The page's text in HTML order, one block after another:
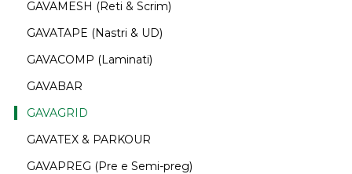
GAVAMESH (Reti & Scrim)
GAVATAPE (Nastri & UD)
GAVACOMP (Laminati)
GAVABAR
GAVAGRID
GAVATEX & PARKOUR
GAVAPREG (Pre e Semi-preg)